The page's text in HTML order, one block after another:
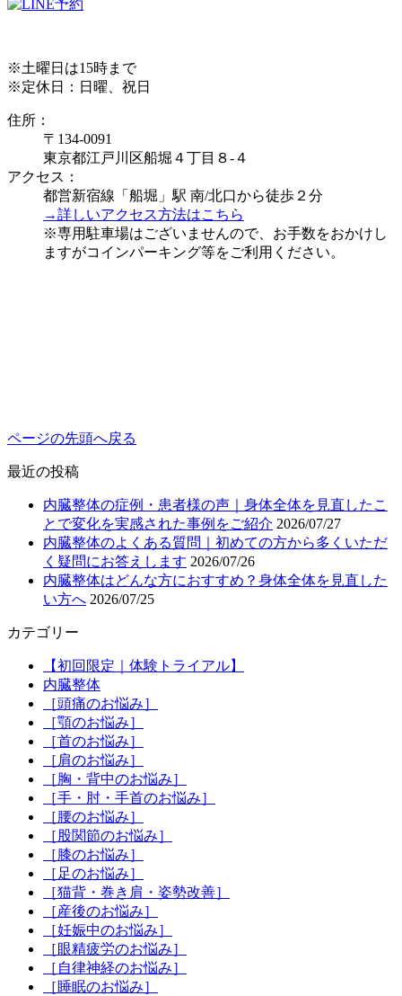
※土曜日は15時まで
※定休日：日曜、祝日
住所：
〒134-0091
東京都江戸川区船堀４丁目８-４
アクセス：
都営新宿線「船堀」駅 南/北口から徒歩２分
→詳しいアクセス方法はこちら
※専用駐車場はございませんので、お手数をおかけし
ますがコインパーキング等をご利用ください。
ページの先頭へ戻る
最近の投稿
内臓整体の症例・患者様の声｜身体全体を見直したこ
とで変化を実感された事例をご紹介 2026/07/27
内臓整体のよくある質問｜初めての方から多くいただ
く疑問にお答えします 2026/07/26
内臓整体はどんな方におすすめ？身体全体を見直した
い方へ 2026/07/25
カテゴリー
【初回限定｜体験トライアル】
内臓整体
［頭痛のお悩み］
［顎のお悩み］
［首のお悩み］
［肩のお悩み］
［胸・背中のお悩み］
［手・肘・手首のお悩み］
［腰のお悩み］
［股関節のお悩み］
［膝のお悩み］
［足のお悩み］
［猫背・巻き肩・姿勢改善］
［産後のお悩み］
［妊娠中のお悩み］
［眼精疲労のお悩み］
［自律神経のお悩み］
［睡眠のお悩み］